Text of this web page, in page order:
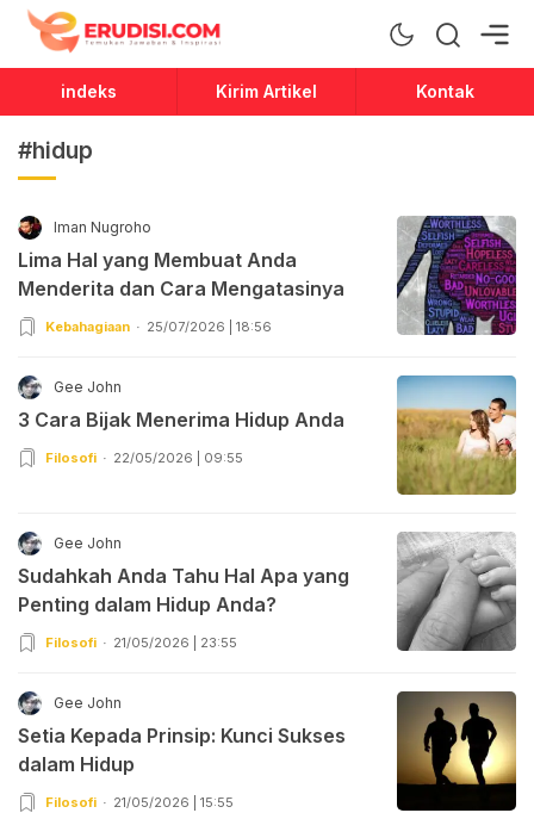
Erudisi
Temukan Jawaban dan Inspirasi
indeks Kirim Artikel Kontak
#hidup
Iman Nugroho
Lima Hal yang Membuat Anda
Menderita dan Cara Mengatasinya
Kebahagiaan 25/07/2026 | 18:56
Gee John
3 Cara Bijak Menerima Hidup Anda
Filosofi 22/05/2026 | 09:55
Gee John
Sudahkah Anda Tahu Hal Apa yang
Penting dalam Hidup Anda?
Filosofi 21/05/2026 | 23:55
Gee John
Setia Kepada Prinsip: Kunci Sukses
dalam Hidup
Filosofi 21/05/2026 | 15:55